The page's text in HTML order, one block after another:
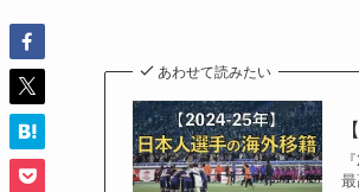
あわせて読みたい